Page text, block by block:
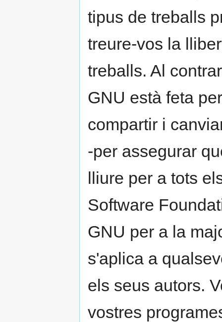
tipus de treballs
treure-vos la
treballs. Al
GNU està feta
compartir i
-per assegurar
lliure per a tots
Software
GNU per a la
s'aplica a
els seus autors.
vostres